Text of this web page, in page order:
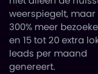
weerspiegelt,
300% meer
en 15 tot 20 extra
leads per maand
genereert.